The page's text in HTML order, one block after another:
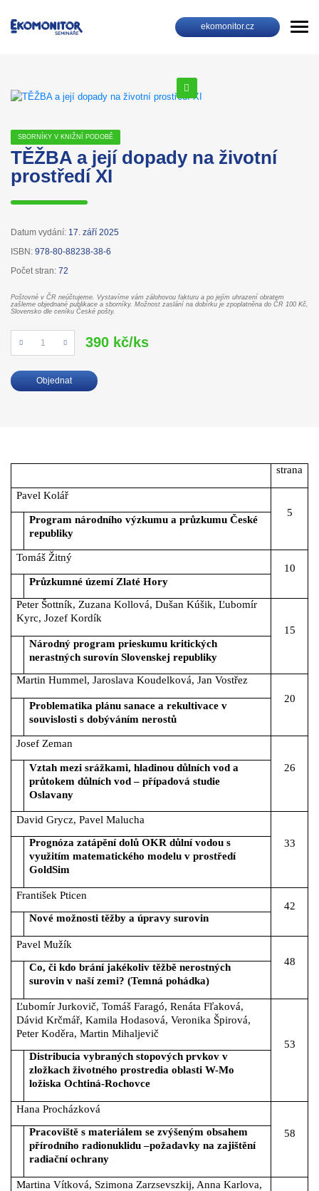
ekomonitor.cz
SBORNÍKY V KNIŽNÍ PODOBĚ
TĚŽBA a její dopady na životní
prostředí XI
Datum vydání: 17. září 2025
ISBN: 978-80-88238-38-6
Počet stran: 72
Poštovné v ČR neúčtujeme. Vystavíme vám zálohovou fakturu a po jejím uhrazení obratem
zašleme objednané publikace a sborníky. Možnost zaslání na dobírku je zpoplatněna do ČR 100 Kč,
Slovensko dle ceníku České pošty.
Počet 390 kč/ks
Objednat
strana
Pavel Kolář
5
Program národního výzkumu a průzkumu České
republiky
Tomáš Žitný
10
Průzkumné území Zlaté Hory
Peter Šottník, Zuzana Kollová, Dušan Kúšik, Ľubomír
Kyrc, Jozef Kordík
15
Národný program prieskumu kritických
nerastných surovín Slovenskej republiky
Martin Hummel, Jaroslava Koudelková, Jan Vostřez
20
Problematika plánu sanace a rekultivace v
souvislosti s dobýváním nerostů
Josef Zeman
26
Vztah mezi srážkami, hladinou důlních vod a
průtokem důlních vod – případová studie
Oslavany
David Grycz, Pavel Malucha
33
Prognóza zatápění dolů OKR důlní vodou s
využitím matematického modelu v prostředí
GoldSim
František Pticen
42
Nové možnosti těžby a úpravy surovin
Pavel Mužík
48
Co, či kdo brání jakékoliv těžbě nerostných
surovin v naší zemi? (Temná pohádka)
Ľubomír Jurkovič, Tomáš Faragó, Renáta Fľaková,
Dávid Krčmář, Kamila Hodasová, Veronika Špirová,
Peter Koděra, Martin Mihaljevič
53
Distribucia vybraných stopových prvkov v
zložkach životného prostredia oblasti W-Mo
ložiska Ochtiná-Rochovce
Hana Procházková
58
Pracoviště s materiálem se zvýšeným obsahem
přírodního radionuklidu‒požadavky na zajištění
radiační ochrany
Martina Vítková, Szimona Zarzsevszkij, Anna Karlova,